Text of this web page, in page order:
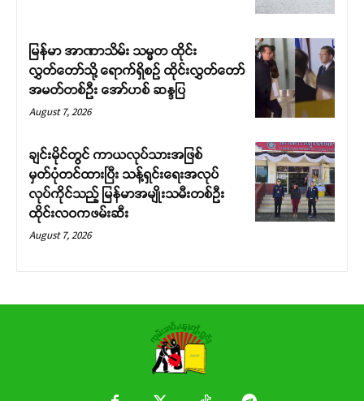
မြန်မာ အာဏာသိမ်း သမ္မတ ထိုင်း
လွှတ်တော်သို့ ရောက်ရှိစဉ် ထိုင်းလွှတ်တော်
အမတ်တစ်ဦး အော်ဟစ် ဆန္ဒပြ
August 7, 2026
ချင်းမိုင်တွင် ကာယလုပ်သားအဖြစ်
မှတ်ပုံတင်ထားပြီး သန့်ရှင်းရေးအလုပ်
လုပ်ကိုင်သည့် မြန်မာအမျိုးသမီးတစ်ဦး
ထိုင်းလဝကဖမ်းဆီး
August 7, 2026